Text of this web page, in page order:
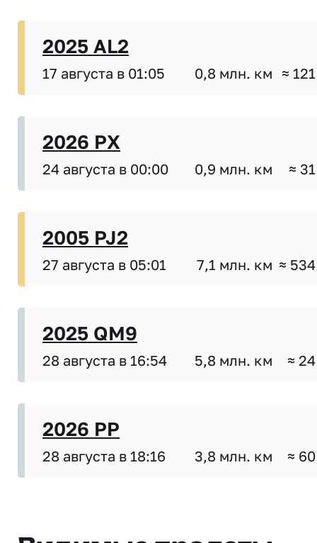
2025 AL2
17 августа в 01:05 0,8 млн. км ≈
2026 PX
24 августа в 00:00 0,9 млн. км ≈
2005 PJ2
27 августа в 05:01 7,1 млн. км ≈
2025 QM9
28 августа в 16:54 5,8 млн. км ≈
2026 PP
28 августа в 18:16 3,8 млн. км ≈